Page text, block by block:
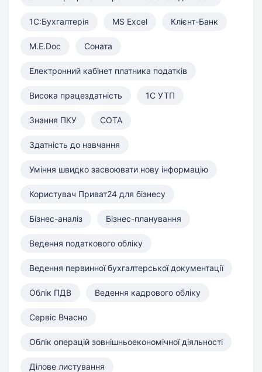
1С:Бухгалтерія MS Excel Клієнт-Банк
M.E.Doc Соната
Електронний кабінет платника податків
Висока працездатність 1С УТП
Знання ПКУ СОТА
Здатність до навчання
Уміння швидко засвоювати нову інформацію
Користувач Приват24 для бізнесу
Бізнес-аналіз Бізнес-планування
Ведення податкового обліку
Ведення первинної бухгалтерської документації
Облік ПДВ Ведення кадрового обліку
Сервіс Вчасно
Облік операцій зовнішньоекономічної діяльності
Ділове листування